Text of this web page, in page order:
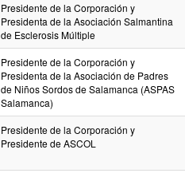
Presidente de la Corporación y
Presidenta de la Asociación Salmantina
de Esclerosis Múltiple
Presidente de la Corporación y
Presidenta de la Asociación de Padres
de Niños Sordos de Salamanca (ASPAS
Salamanca)
Presidente de la Corporación y
Presidente de ASCOL